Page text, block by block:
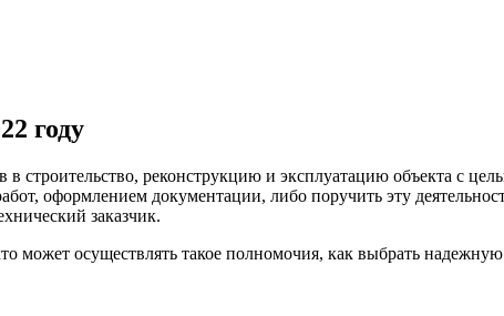
году
строительство, реконструкцию и эксплуатацию объекта с
оформлением документации, либо поручить эту
заказчик.
может осуществлять такое полномочия, как выбрать